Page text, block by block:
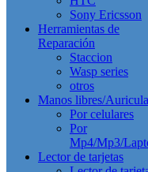
Sony Ericsson
Herramientas de
Reparación
Staccion
Wasp series
otros
Manos libres/
Por celulares
Por
Mp4/Mp3/
Lector de tarjetas